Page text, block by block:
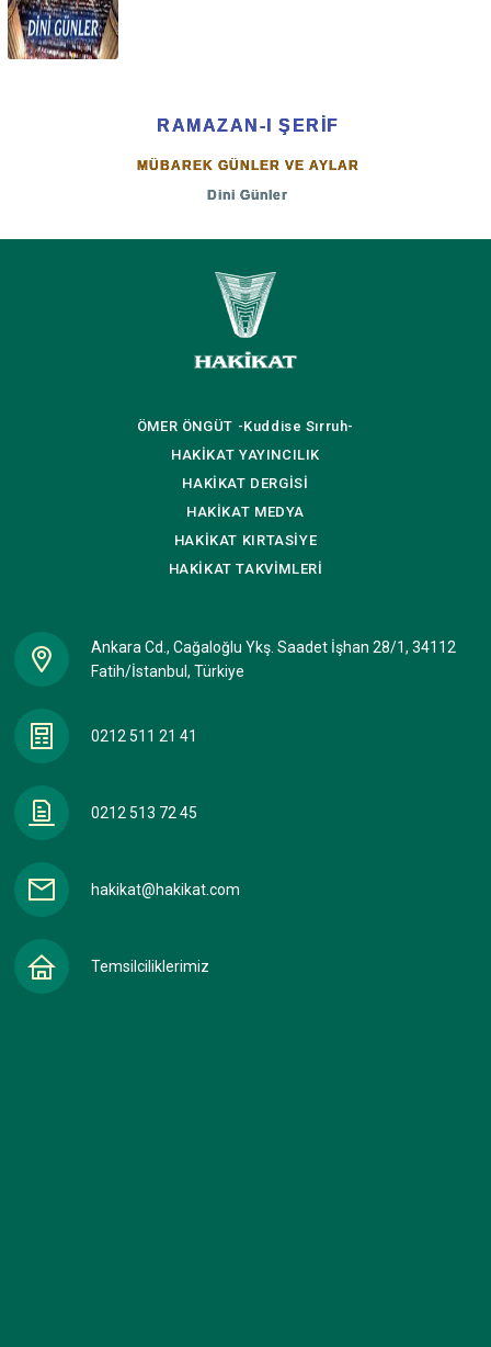
RAMAZAN-I ŞERİF
MÜBAREK GÜNLER VE AYLAR
Dini Günler
ÖMER ÖNGÜT -Kuddise Sırruh-
HAKİKAT YAYINCILIK
HAKİKAT DERGİSİ
HAKİKAT MEDYA
HAKİKAT KIRTASİYE
HAKİKATTAKVİMLERİ
Ankara Cd., Cağaloğlu Ykş. Saadet İşhan 28/1, 34112
Fatih/İstanbul, Türkiye
0212 511 21 41
0212 513 72 45
hakikat@hakikat.com
Temsilciliklerimiz